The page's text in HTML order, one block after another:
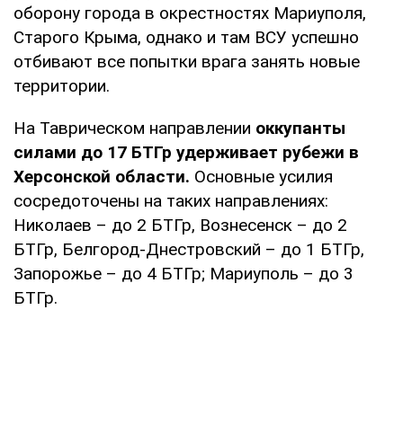
оборону города в окрестностях Мариуполя,
Старого Крыма, однако и там ВСУ успешно
отбивают все попытки врага занять новые
территории.
На Таврическом направлении оккупанты
силами до 17 БТГр удерживает рубежи в
Херсонской области. Основные усилия
сосредоточены на таких направлениях:
Николаев – до 2 БТГр, Вознесенск – до 2
БТГр, Белгород-Днестровский – до 1 БТГр,
Запорожье – до 4 БТГр; Мариуполь – до 3
БТГр.